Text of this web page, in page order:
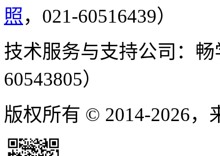
照 ，021-60516439）
技术服务与支持公司：
60543805）
版权所有 © 2014-2026，